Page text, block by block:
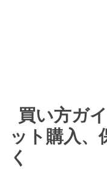
買い方ガ
ット購入、
く